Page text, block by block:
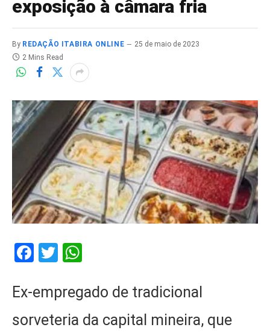
exposição à câmara fria
By REDAÇÃO ITABIRA ONLINE
25 de maio de 2023
2 Mins Read
Facebook
Twitter
Ex-empregado de tradicional
sorveteria da capital mineira, que